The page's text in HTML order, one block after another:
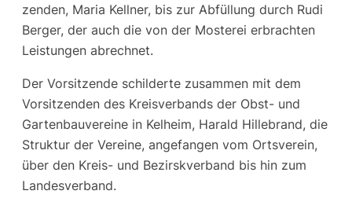
zen­den, Maria Kell­ner, bis zur Abfül­lung durch Rudi
Ber­ger, der auch die von der Mos­te­rei erbrach­ten
Leis­tun­gen abrechnet.
Der Vor­sit­zen­de schil­der­te zusam­men mit dem
Vor­sit­zen­den des Kreis­ver­bands der Obst- und
Gar­ten­bau­ver­ei­ne in Kel­heim, Harald Hil­le­brand, die
Struk­tur der Ver­ei­ne, ange­fan­gen vom Orts­ver­ein,
über den Kreis- und Bezirsk­ver­band bis hin zum
Landesverband.